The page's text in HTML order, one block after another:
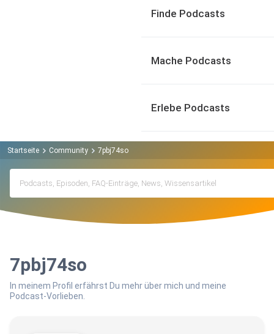
Finde Podcasts
Mache Podcasts
Erlebe Podcasts
Startseite Community 7pbj74so
7pbj74so
In meinem Profil erfährst Du mehr über mich und meine
Podcast-Vorlieben.